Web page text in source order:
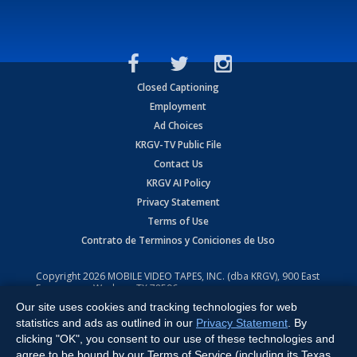
Closed Captioning
Employment
Ad Choices
KRGV-TV Public File
Contact Us
KRGV AI Policy
Privacy Statement
Terms of Use
Contrato de Terminos y Coniciones de Uso
Copyright2026 MOBILE VIDEO TAPES, INC. (dba KRGV), 900 East
Expressway, Weslaco, TX 78596.
All Rights Reserved. Powered by:Ruby Shore Software
Our site uses cookies and tracking technologies for web
statistics and ads as outlined in our Privacy Statement . By
clicking "OK", you consent to our use of these technologies and